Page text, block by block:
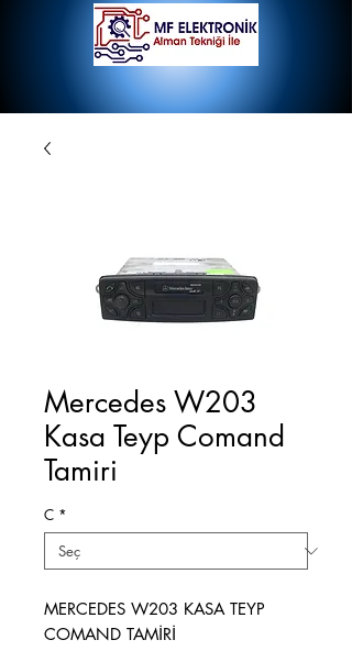
Mercedes W203
Kasa Teyp Comand
Tamiri
C *
MERCEDES W203 KASA TEYP
COMAND TAMİRİ